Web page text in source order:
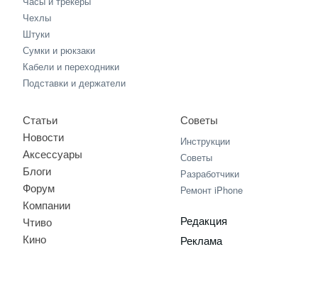
Чехлы
Штуки
Сумки и рюкзаки
Кабели и переходники
Подставки и держатели
Статьи
Новости
Аксессуары
Блоги
Форум
Компании
Чтиво
Кино
Советы
Инструкции
Советы
Разработчики
Ремонт iPhone
Редакция
Реклама